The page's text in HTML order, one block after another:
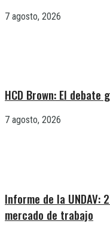
7 agosto, 2026
HCD Brown: El
7 agosto, 2026
Informe de la UNDAV:
mercado de trabajo